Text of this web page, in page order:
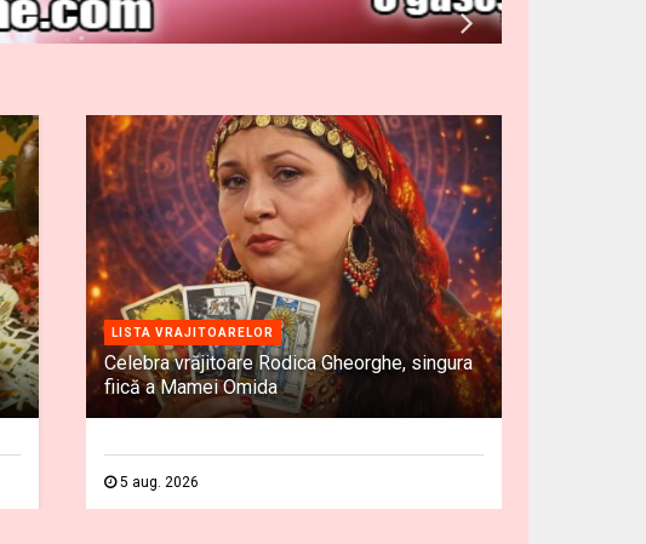
LISTA VRAJITOARELOR
Celebra vrăjitoare Rodica Gheorghe, singura
fiică a Mamei Omida
5 aug. 2026